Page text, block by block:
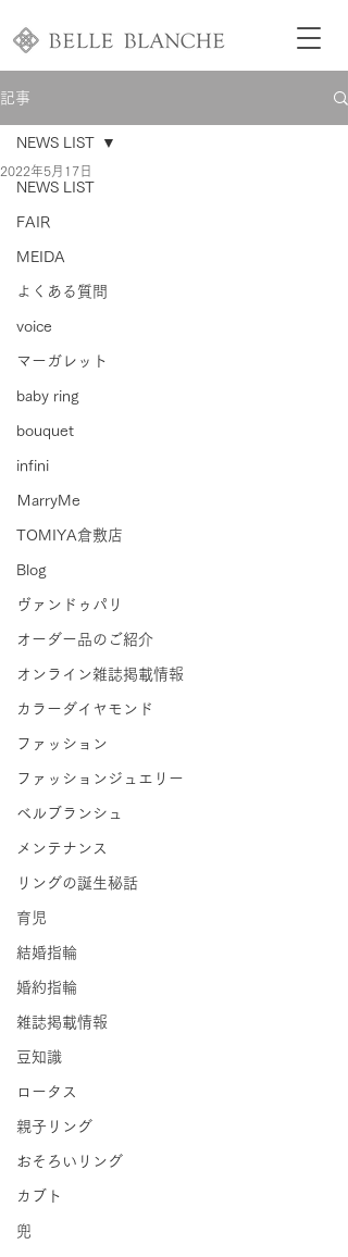
記事
NEWS LIST
FAIR
MEIDA
よくある質問
voice
マーガレット
baby ring
bouquet
infini
ＭarryMe
TOMIYA倉敷店
Blog
ヴァンドゥパリ
オーダー品のご紹介
オンライン雑誌掲載情報
カラーダイヤモンド
ファッション
ファッションジュエリー
ベルブランシュ
メンテナンス
リングの誕生秘話
育児
結婚指輪
婚約指輪
雑誌掲載情報
豆知識
ロータス
親子リング
おそろいリング
カブト
兜
NEWS LIST
2022年5月17日